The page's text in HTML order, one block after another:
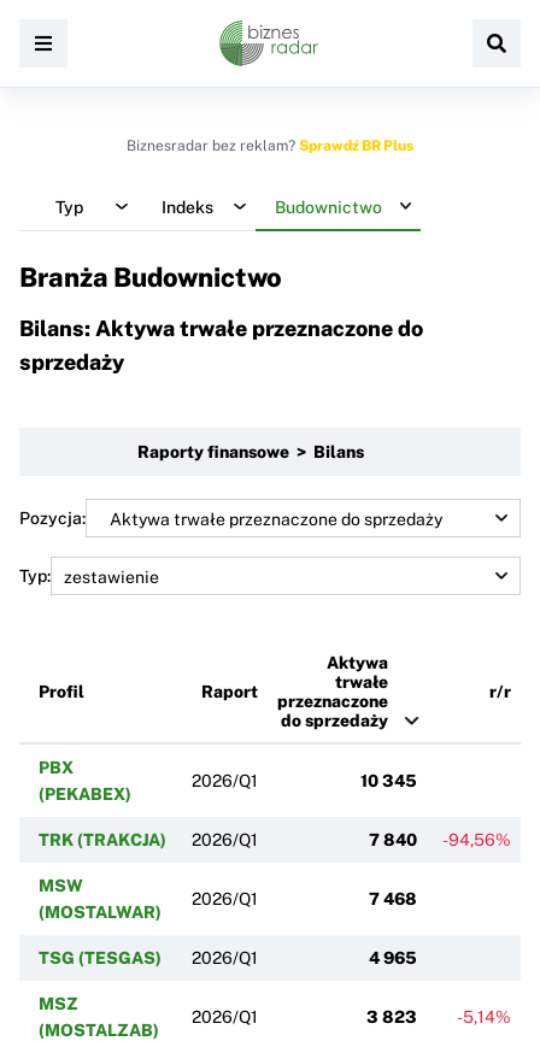
Biznesradar bez reklam? Sprawdź BR Plus
Typ Indeks Budownictwo
Branża Budownictwo
Bilans: Aktywa trwałe przeznaczone do
sprzedaży
Raporty finansowe > Bilans
Pozycja:
Typ:
Profil Raport
Aktywa
trwałe
przeznaczone
do sprzedaży
r/r
PBX
(PEKABEX)
2026/Q1 10 345
TRK (TRAKCJA) 2026/Q1 7 840 -94,56%
MSW
(MOSTALWAR)
2026/Q1 7 468
TSG (TESGAS) 2026/Q1 4 965
MSZ
(MOSTALZAB)
2026/Q1 3 823 -5,14%